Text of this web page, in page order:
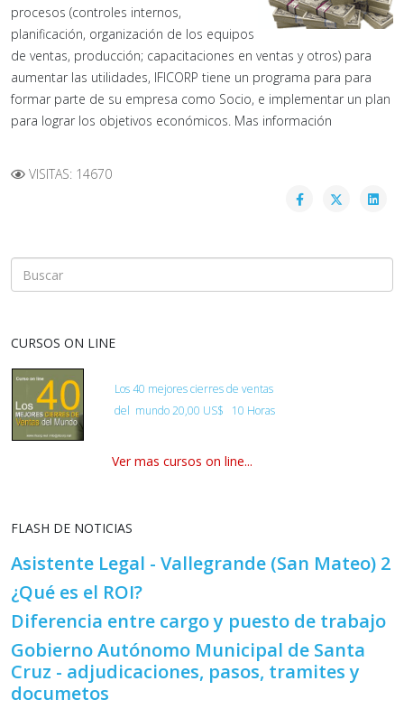
procesos (controles internos,
planificación, organización de los equipos
de ventas, producción; capacitaciones en ventas y otros) para
aumentar las utilidades, IFICORP tiene un programa para para
formar parte de su empresa como Socio, e implementar un plan
para lograr los objetivos económicos. Mas información
VISITAS: 14670
CURSOS ON LINE
Los 40 mejores cierres de ventas
del mundo20,00 US$ 10 Horas
Ver mas cursos on line...
FLASH DE NOTICIAS
Asistente Legal - Vallegrande (San Mateo) 2
¿Qué es el ROI?
Diferencia entre cargo y puesto de trabajo
Gobierno Autónomo Municipal de Santa
Cruz - adjudicaciones, pasos, tramites y
documetos